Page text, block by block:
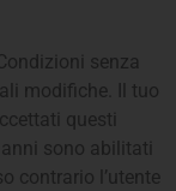
senza
modifiche. Il tuo
questi
sono abilitati
contrario l’utente